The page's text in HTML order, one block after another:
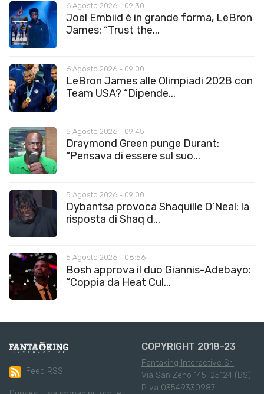
6 Agosto 2026 - 09:30
Joel Embiid è in grande forma, LeBron
James: “Trust the...
6 Agosto 2026 - 09:00
LeBron James alle Olimpiadi 2028 con
Team USA? “Dipende...
5 Agosto 2026 - 09:45
Draymond Green punge Durant:
“Pensava di essere sul suo...
5 Agosto 2026 - 09:00
Dybantsa provoca Shaquille O’Neal: la
risposta di Shaq d...
5 Agosto 2026 - 08:56
Bosh approva il duo Giannis-Adebayo:
“Coppia da Heat Cul...
Feed RSS
COPYRIGHT 2018-23
Fantaking Interactive Srl
Via San Zeno 145, 25124 (BS)
P.Iva 03549330987